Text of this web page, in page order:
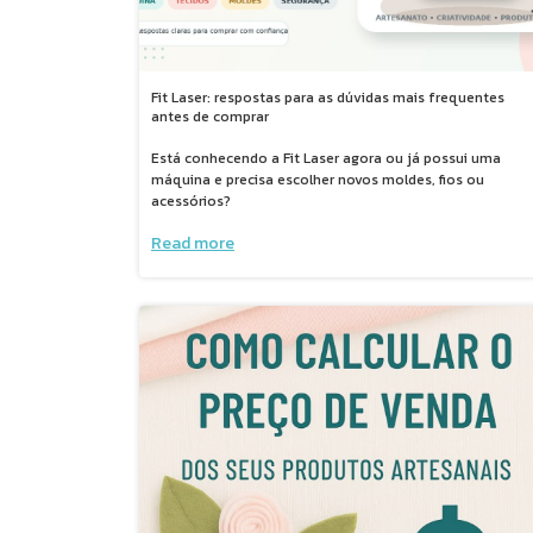
Fit Laser: respostas para as dúvidas mais frequentes
antes de comprar
Está conhecendo a Fit Laser agora ou já possui uma
máquina e precisa escolher novos moldes, fios ou
acessórios?
Read more